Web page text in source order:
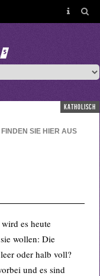
katholisch
SIE HIER AUS
es heute
wollen: Die
oder halb voll?
und es sind